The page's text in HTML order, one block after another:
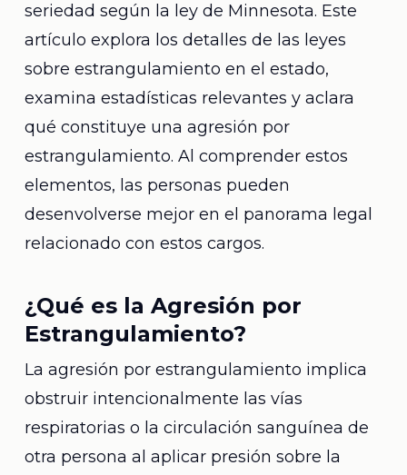
seriedad según la ley de Minnesota. Este
artículo explora los detalles de las leyes
sobre estrangulamiento en el estado,
examina estadísticas relevantes y aclara
qué constituye una agresión por
estrangulamiento. Al comprender estos
elementos, las personas pueden
desenvolverse mejor en el panorama legal
relacionado con estos cargos.
¿Qué es la Agresión por
Estrangulamiento?
La agresión por estrangulamiento implica
obstruir intencionalmente las vías
respiratorias o la circulación sanguínea de
otra persona al aplicar presión sobre la